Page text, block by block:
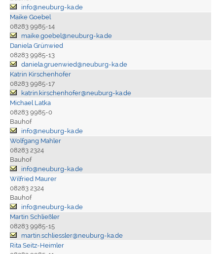
info@neuburg-ka.de
Maike Goebel
08283 9985-14
maike.goebel@neuburg-ka.de
Daniela Grünwied
08283 9985-13
daniela.gruenwied@neuburg-ka.de
Katrin Kirschenhofer
08283 9985-17
katrin.kirschenhofer@neuburg-ka.de
Michael Latka
08283 9985-0
Bauhof
info@neuburg-ka.de
Wolfgang Mahler
08283 2324
Bauhof
info@neuburg-ka.de
Wilfried Maurer
08283 2324
Bauhof
info@neuburg-ka.de
Martin Schließler
08283 9985-15
martin.schliessler@neuburg-ka.de
Rita Seitz-Heimler